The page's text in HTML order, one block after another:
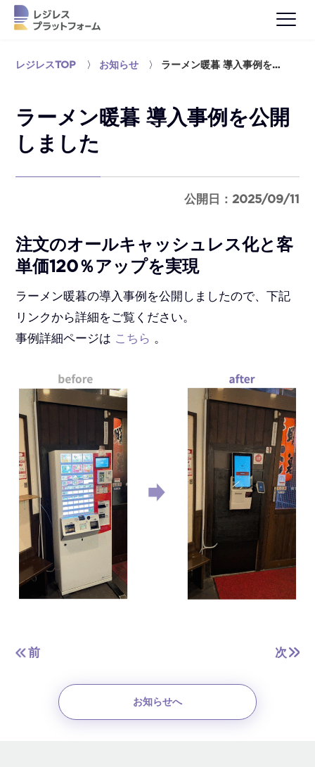
レジレスTOP 〉 お知らせ 〉 ラーメン暖暮 導入事例を…
ラーメン暖暮 導入事例を公開
しました
公開日：2025/09/11
注文のオールキャッシュレス化と客
単価120％アップを実現
ラーメン暖暮の導入事例を公開しましたので、下記
リンクから詳細をご覧ください。
事例詳細ページは こちら 。
前 次
お知らせへ